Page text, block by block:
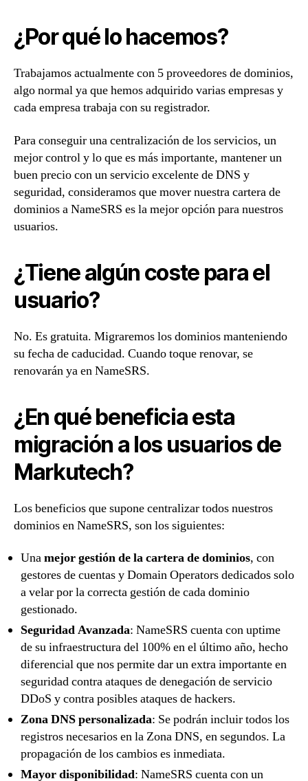
¿Por qué lo hacemos?
Trabajamos actualmente con 5 proveedores de dominios,
algo normal ya que hemos adquirido varias empresas y
cada empresa trabaja con su registrador.
Para conseguir una centralización de los servicios, un
mejor control y lo que es más importante, mantener un
buen precio con un servicio excelente de DNS y
seguridad, consideramos que mover nuestra cartera de
dominios a NameSRS es la mejor opción para nuestros
usuarios.
¿Tiene algún coste para el
usuario?
No. Es gratuita. Migraremos los dominios manteniendo
su fecha de caducidad. Cuando toque renovar, se
renovarán ya en NameSRS.
¿En qué beneficia esta
migración a los usuarios de
Markutech?
Los beneficios que supone centralizar todos nuestros
dominios en NameSRS, son los siguientes:
Unamejor gestión de la cartera de dominios, con
gestores de cuentas y Domain Operators dedicados solo
a velar por la correcta gestión de cada dominio
gestionado.
Seguridad Avanzada: NameSRS cuenta con uptime
de su infraestructura del 100% en el último año, hecho
diferencial que nos permite dar un extra importante en
seguridad contra ataques de denegación de servicio
DDoS y contra posibles ataques de hackers.
Zona DNS personalizada: Se podrán incluir todos los
registros necesarios en la Zona DNS, en segundos. La
propagación de los cambios es inmediata.
Mayor disponibilidad: NameSRS cuenta con un